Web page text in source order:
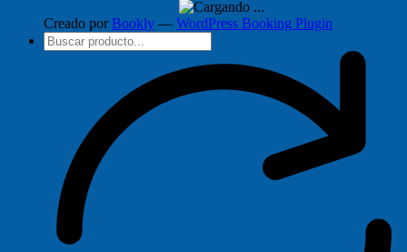
Creado por Bookly — WordPress Booking Plugin